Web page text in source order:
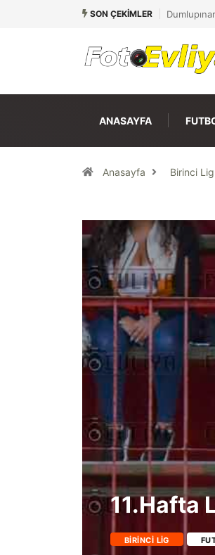
SON ÇEKIMLER
ANASAYFA
Anasayfa Birinci Lig
11.Hafta
BIRINCI LIG